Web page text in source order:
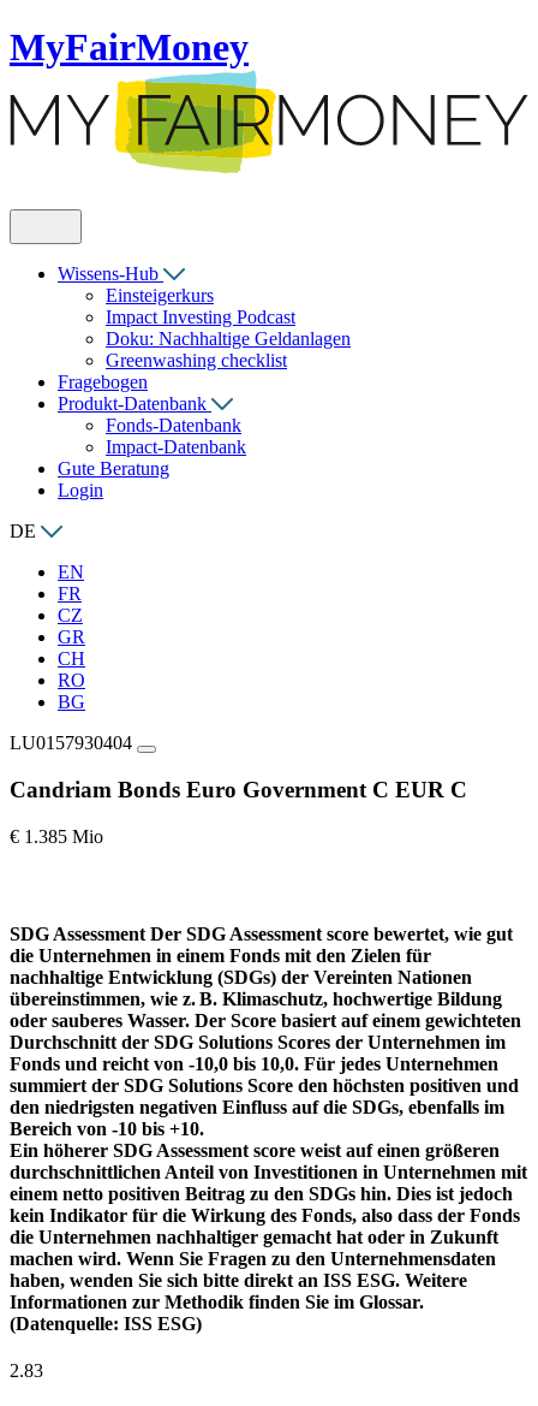
MyFairMoney
Wissens-Hub
Einsteigerkurs
Impact Investing Podcast
Doku: Nachhaltige Geldanlagen
Greenwashing checklist
Fragebogen
Produkt-Datenbank
Fonds-Datenbank
Impact-Datenbank
Gute Beratung
Login
DE
EN
FR
CZ
GR
CH
RO
BG
LU0157930404
Candriam Bonds Euro Government C EUR C
€ 1.385 Mio
SDG Assessment Der SDG Assessment score bewertet, wie gut
die Unternehmen in einem Fonds mit den Zielen für
nachhaltige Entwicklung (SDGs) der Vereinten Nationen
übereinstimmen, wie z. B. Klimaschutz, hochwertige Bildung
oder sauberes Wasser. Der Score basiert auf einem gewichteten
Durchschnitt der SDG Solutions Scores der Unternehmen im
Fonds und reicht von -10,0 bis 10,0. Für jedes Unternehmen
summiert der SDG Solutions Score den höchsten positiven und
den niedrigsten negativen Einfluss auf die SDGs, ebenfalls im
Bereich von -10 bis +10.
Ein höherer SDG Assessment score weist auf einen größeren
durchschnittlichen Anteil von Investitionen in Unternehmen mit
einem netto positiven Beitrag zu den SDGs hin. Dies ist jedoch
kein Indikator für die Wirkung des Fonds, also dass der Fonds
die Unternehmen nachhaltiger gemacht hat oder in Zukunft
machen wird. Wenn Sie Fragen zu den Unternehmensdaten
haben, wenden Sie sich bitte direkt an ISS ESG. Weitere
Informationen zur Methodik finden Sie im Glossar.
(Datenquelle: ISS ESG)
2.83